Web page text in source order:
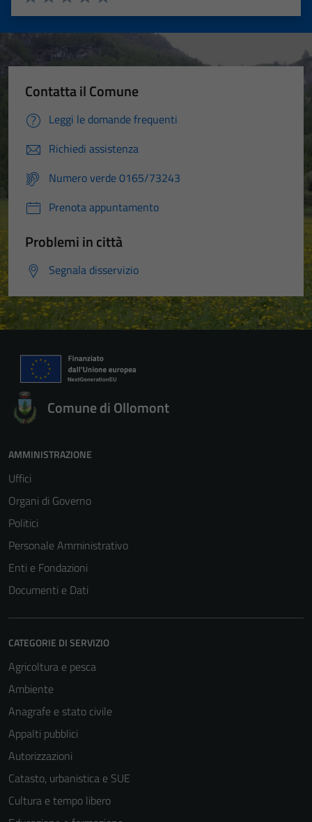
Valuta 5 stelle su 5
Valuta 4 stelle su 5
Valuta 3 stelle su 5
Valuta 2 stelle su 5
Valuta 1 stelle su 5
Contatta il Comune
Leggi le domande frequenti
Richiedi assistenza
Numero verde 0165/73243
Prenota appuntamento
Problemi in città
Segnala disservizio
Comune di Ollomont
AMMINISTRAZIONE
Uffici
Organi di Governo
Politici
Personale Amministrativo
Enti e Fondazioni
Documenti e Dati
CATEGORIE DI SERVIZIO
Agricoltura e pesca
Ambiente
Anagrafe e stato civile
Appalti pubblici
Autorizzazioni
Catasto, urbanistica e SUE
Cultura e tempo libero